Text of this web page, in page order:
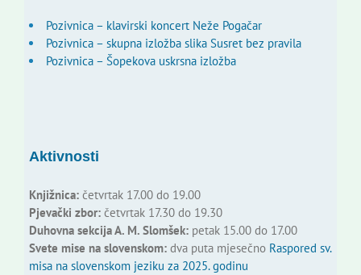
Pozivnica – klavirski koncert Neže Pogačar
Pozivnica – skupna izložba slika Susret bez pravila
Pozivnica – Šopekova uskrsna izložba
Aktivnosti
Knjižnica:četvrtak 17.00 do 19.00
Pjevački zbor:četvrtak 17.30 do 19.30
Duhovna sekcija A. M. Slomšek:petak 15.00 do 17.00
Svete mise na slovenskom:dva puta mjesečno Raspored sv.
misa na slovenskom jeziku za 2025. godinu